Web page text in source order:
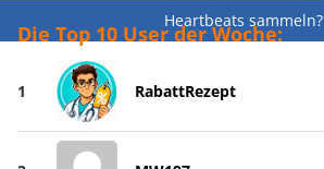
Heartbeats sammeln?
Die Top 10 User der Woche:
1 RabattRezept